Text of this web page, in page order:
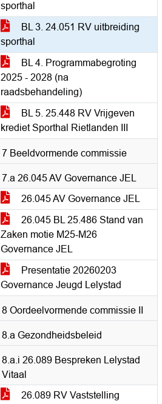
sporthal
BL 3. 24.051 RV uitbreiding
sporthal
BL 4. Programmabegroting
2025 - 2028 (na
raadsbehandeling)
BL 5. 25.448 RV Vrijgeven
krediet Sporthal Rietlanden III
7 Beeldvormende commissie
7.a 26.045 AV Governance JEL
26.045 AV Governance JEL
26.045 BL 25.486 Stand van
Zaken motie M25-M26
Governance JEL
Presentatie 20260203
Governance Jeugd Lelystad
8 Oordeelvormende commissie II
8.a Gezondheidsbeleid
8.a.i 26.089 Bespreken Lelystad
Vitaal
26.089 RV Vaststelling